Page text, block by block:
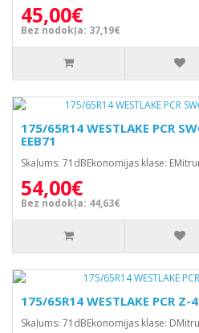
45,00€
Bez nodokļa: 37,19€
175/65R14 WESTLAKE PCR
EEB71
Skaļums: 71dBEkonomijas klase:
54,00€
Bez nodokļa: 44,63€
175/65R14 WESTLAKE PCR Z-
Skaļums: 71dBEkonomijas klase: